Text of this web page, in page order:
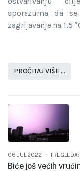
sporazuma da
zagrijavanje na 1,5
PROČITAJ VIŠE …
06 JUL 2022
Biće još većih